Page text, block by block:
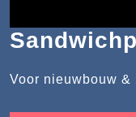
Voor nieuwbouw &